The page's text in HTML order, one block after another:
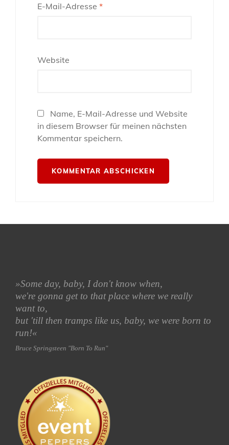
E-Mail-Adresse *
Website
Name, E-Mail-Adresse und Website
in diesem Browser für meinen nächsten
Kommentar speichern.
»Some day, baby, I don't know when,
we're gonna get to that place where we really
want to,
but 'till then tramps like us, baby, we were born to
run!«
Bruce Springsteen "Born To Run"